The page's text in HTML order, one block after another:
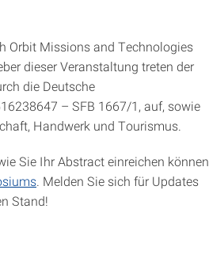
Orbit Missions and Technologies
dieser Veranstaltung treten der
die Deutsche
– SFB 1667/1, auf, sowie
Handwerk und Tourismus.
Sie Ihr Abstract einreichen können
. Melden Sie sich für Updates
Stand!